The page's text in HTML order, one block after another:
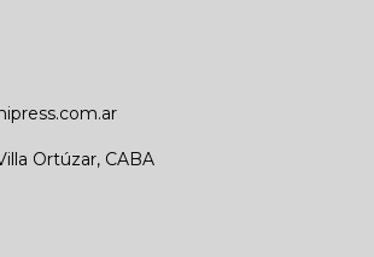
Ortúzar, CABA